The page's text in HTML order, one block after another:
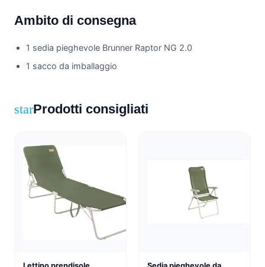
Ambito di consegna
1 sedia pieghevole Brunner Raptor NG 2.0
1 sacco da imballaggio
starProdotti consigliati